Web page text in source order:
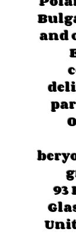
and
93